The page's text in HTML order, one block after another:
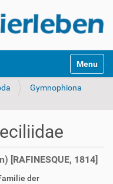
Toggle
Gymnophiona
[RAFINESQUE, 1814]
der